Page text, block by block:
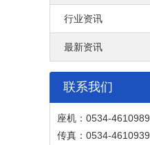
行业资讯
最新资讯
联系我们
座机：0534-4610989
传真：0534-4610939